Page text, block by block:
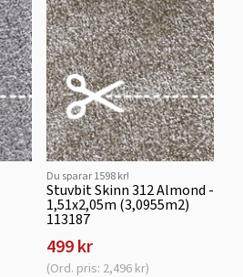
Du sparar 1598 kr!
Stuvbit Skinn 312 Almond -
1,51x2,05m (3,0955m2)
113187
499 kr
(Ord. pris: 2,496 kr)